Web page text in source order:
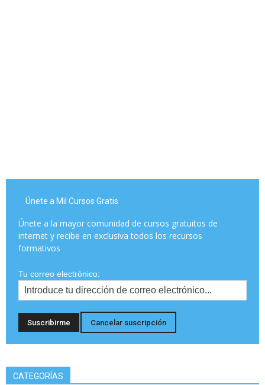
Únete a Mil Cursos Gratis
Únete a la mayor comunidad de cursos gratuitos de
internet y recibe en exclusiva todos los recursos
formativos
Tu correo electrónico:
CATEGORÍAS